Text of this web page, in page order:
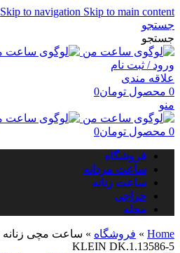
Skip to navigation Skip to main content
جستجو
جستجو
ورود / ثبت نام
علاقه مندی
0 محصول تومان0
منو
0 محصول تومان0
فروشگاه
ساعت مردانه
ساعت زنانه
حراجی
مجله
Home
» فروشگاه »
KLEIN DK.1.13586-5